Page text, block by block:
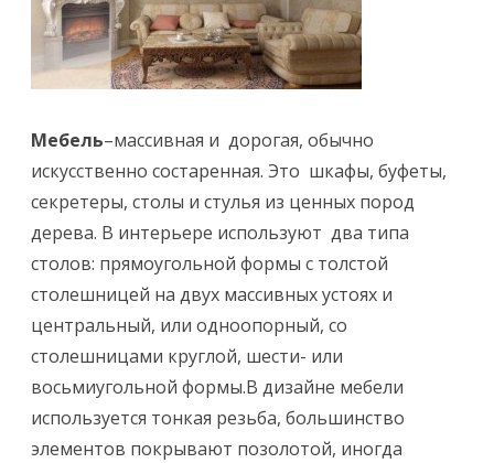
е
Мебель–массивная и дорогая, обычно
искусcтвенно состаренная. Это шкафы, буфеты,
секретеры, столы и стулья из ценных пород
дерева. В интерьере используют два типа
столов: прямоугольной формы с толстой
столешницей на двух массивных устоях и
центральный, или одноопорный, со
столешницами круглой, шести- или
восьмиугольной формы.В дизайне мебели
используется тонкая резьба, большинство
элементов покрывают позолотой, иногда